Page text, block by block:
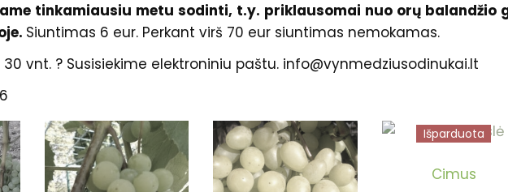
tinkamiausiu metu sodinti, t.y. priklausomai nuo orų balandžio
Siuntimas 6 eur. Perkant virš 70 eur siuntimas nemokamas.
vnt. ? Susisiekime elektroniniu paštu. info@vynmedziusodinukai.lt
Išparduota
Cimus